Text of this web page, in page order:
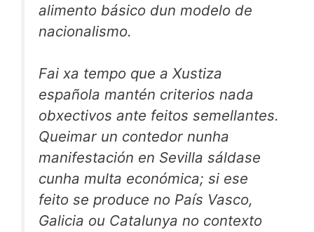
alimento básico dun modelo de
nacionalismo.
Fai xa tempo que a Xustiza
española mantén criterios nada
obxectivos ante feitos semellantes.
Queimar un contedor nunha
manifestación en Sevilla sáldase
cunha multa económica; si ese
feito se produce no País Vasco,
Galicia ou Catalunya no contexto